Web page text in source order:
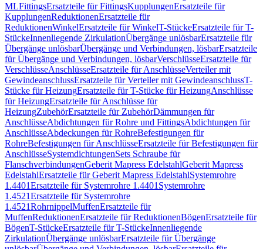
MLFittingsErsatzteile für FittingsKupplungenErsatzteile für
KupplungenReduktionenErsatzteile für
ReduktionenWinkelErsatzteile für WinkelT-StückeErsatzteile für T-
StückeInnenliegende ZirkulationÜbergänge unlösbarErsatzteile für
Übergänge unlösbarÜbergänge und Verbindungen, lösbarErsatzteile
für Übergänge und Verbindungen, lösbarVerschlüsseErsatzteile für
VerschlüsseAnschlüsseErsatzteile für AnschlüsseVerteiler mit
GewindeanschlussErsatzteile für Verteiler mit GewindeanschlussT-
Stücke für HeizungErsatzteile für T-Stücke für HeizungAnschlüsse
für HeizungErsatzteile für Anschlüsse für
HeizungZubehörErsatzteile für ZubehörDämmungen für
AnschlüsseAbdichtungen für Rohre und FittingsAbdichtungen für
AnschlüsseAbdeckungen für RohreBefestigungen für
RohreBefestigungen für AnschlüsseErsatzteile für Befestigungen für
AnschlüsseSystemdichtungenSets Schraube für
FlanschverbindungenGeberit Mapress EdelstahlGeberit Mapress
EdelstahlErsatzteile für Geberit Mapress EdelstahlSystemrohre
1.4401Ersatzteile für Systemrohre 1.4401 Systemrohre
1.4521Ersatzteile für Systemrohre
1.4521RohrnippelMuffenErsatzteile für
MuffenReduktionenErsatzteile für ReduktionenBögenErsatzteile für
BögenT-StückeErsatzteile für T-StückeInnenliegende
ZirkulationÜbergänge unlösbarErsatzteile für Übergänge